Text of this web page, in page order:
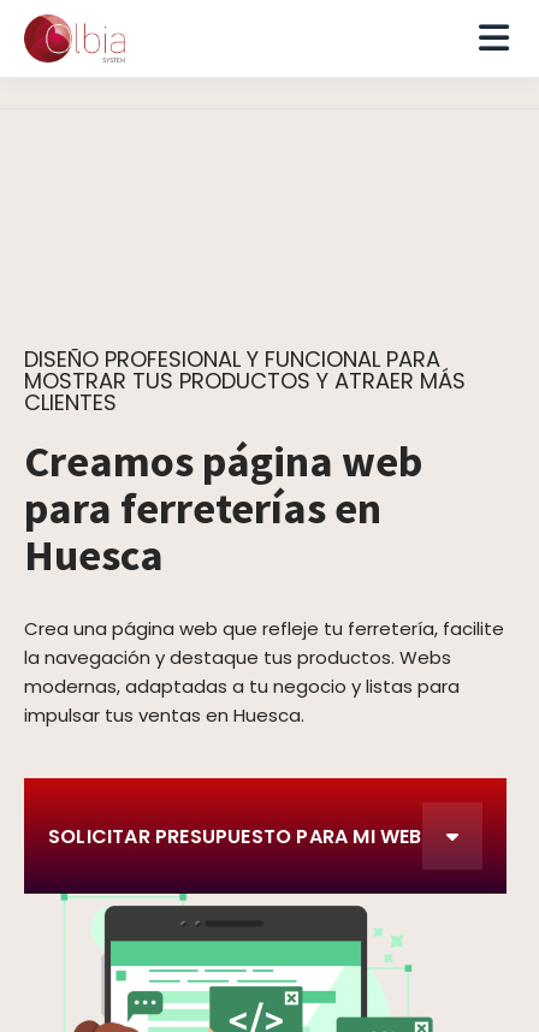
DISEÑO PROFESIONAL Y FUNCIONAL PARA
MOSTRAR TUS PRODUCTOS Y ATRAER MÁS
CLIENTES
Creamos página web
para ferreterías en
Huesca
Crea una página web que refleje tu ferretería, facilite
la navegación y destaque tus productos. Webs
modernas, adaptadas a tu negocio y listas para
impulsar tus ventas en Huesca.
SOLICITAR PRESUPUESTO PARA MI WEB